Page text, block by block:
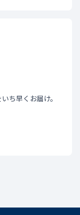
ち早くお届け。